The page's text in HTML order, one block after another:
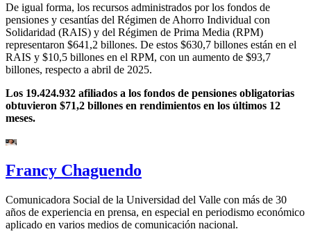
De igual forma, los recursos administrados por los fondos de
pensiones y cesantías del Régimen de Ahorro Individual con
Solidaridad (RAIS) y del Régimen de Prima Media (RPM)
representaron $641,2 billones. De estos $630,7 billones están en el
RAIS y $10,5 billones en el RPM, con un aumento de $93,7
billones, respecto a abril de 2025.
Los 19.424.932 afiliados a los fondos de pensiones obligatorias
obtuvieron $71,2 billones en rendimientos en los últimos 12
meses.
Francy Chaguendo
Comunicadora Social de la Universidad del Valle con más de 30
años de experiencia en prensa, en especial en periodismo económico
aplicado en varios medios de comunicación nacional.